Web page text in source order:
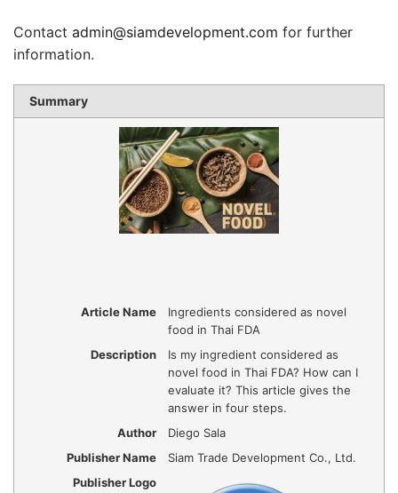
Contact admin@siamdevelopment.com for further
information.
Summary
Article Name
Ingredients considered as novel
food in Thai FDA
Description
Is my ingredient considered as
novel food in Thai FDA? How can I
evaluate it? This article gives the
answer in four steps.
Author
Diego Sala
Publisher Name
Siam Trade Development Co., Ltd.
Publisher Logo